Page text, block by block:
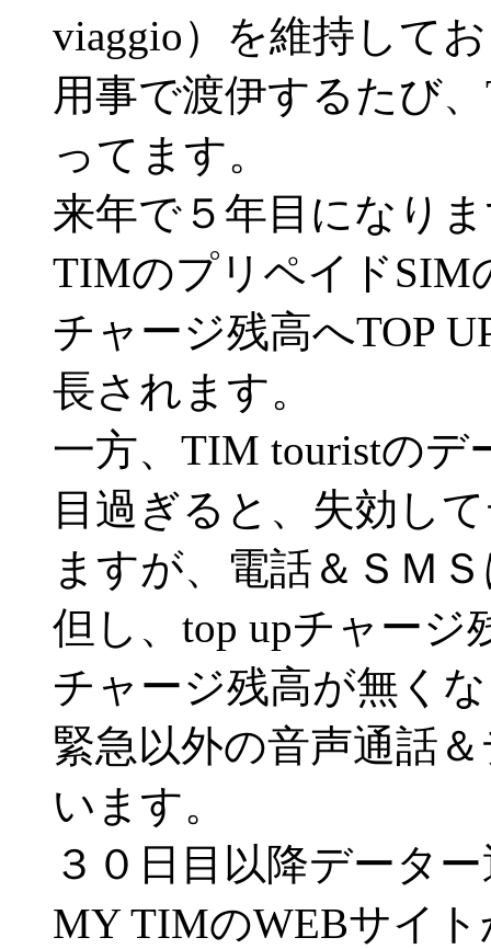
viaggio）を維持して
用事で渡伊するたび
ってます。
来年で５年目になり
TIMのプリペイドSIM
チャージ残高へTOP
長されます。
一方、TIM touristのデ
目過ぎると、失効し
ますが、電話＆ＳＭ
但し、top upチャー
チャージ残高が無く
緊急以外の音声通話
います。
３０日目以降データ
MY TIMのWEBサイ